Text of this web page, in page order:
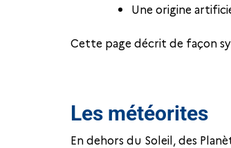
Une origine
Cette page décrit de façon
Les météorites
En dehors du Soleil, des